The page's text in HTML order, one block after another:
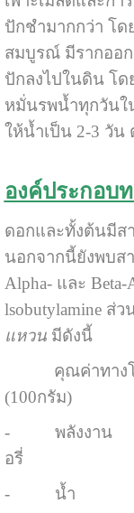
ปักชำมากกว่า โ
สมบูรณ์ มีรากออ
ปักลงไปในดิน โ
หมั่นรพน้ำทุกวันใ
ให้น้ำเป็น 2-3 วัน
องค์ประกอบ
ดอกและทั้งต้นมีส
นอกจากนี้ยังพบสา
Alpha- และ Beta-
lsobutylamine ส่
แหวน มีดังนี้
คุณค่าทางโภ
(100กรัม)
- พลังง
อรี่
- น้ำ